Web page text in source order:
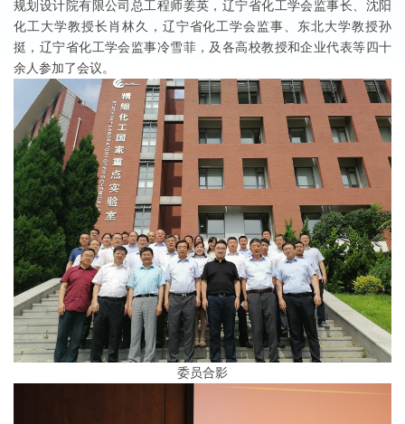
规划设计院有限公司总工程师姜英，辽宁省化工学会监事长、沈阳
化工大学教授长肖林久，辽宁省化工学会监事、东北大学教授孙
挺，辽宁省化工学会监事冷雪菲，及各高校教授和企业代表等四十
余人参加了会议。
委员合影